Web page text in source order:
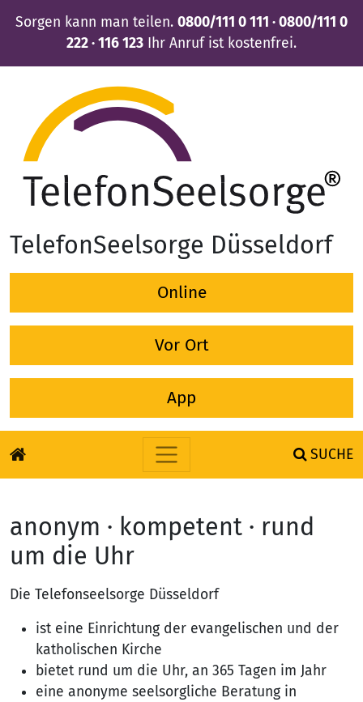
Sorgen kann man teilen. 0800/111 0 111 · 0800/111 0
222 · 116 123 Ihr Anruf ist kostenfrei.
TelefonSeelsorge Düsseldorf
Online
Vor Ort
App
Zum Inhalt springen
SUCHE
anonym · kompetent · rund
um die Uhr
Die Telefonseelsorge Düsseldorf
ist eine Einrichtung der evangelischen und der
katholischen Kirche
bietet rund um die Uhr, an 365 Tagen im Jahr
eine anonyme seelsorgliche Beratung in